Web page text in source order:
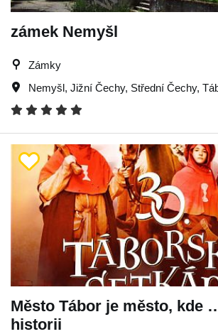
zámek Nemyšl
Zámky
Nemyšl, Jižní Čechy, Střední Čechy,
Město Tábor je město, kde
historii